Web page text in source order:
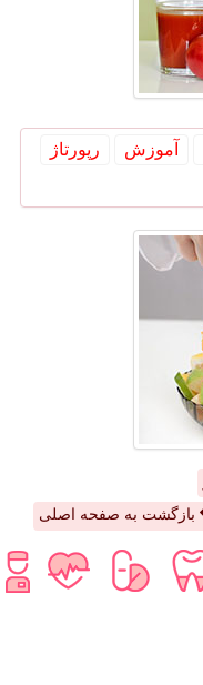
آموزش
رپورتاژ
بازگشت به صفحه اصلی